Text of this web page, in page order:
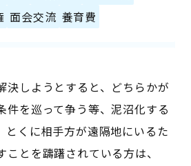
面会交流 養育費
決しようとすると、どちらかが
件を巡って争う等、泥沼化する
とくに相手方が遠隔地にいるた
とを躊躇されている方は、